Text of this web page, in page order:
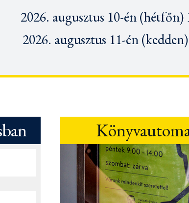
2026. augusztus 10-én
2026. augusztus 11-én